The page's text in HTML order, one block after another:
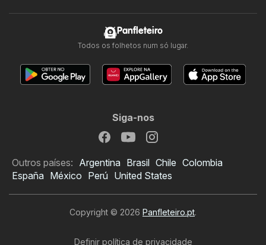
Panfleteiro
Todos os folhetos num só lugar.
Siga-nos
Outros países: Argentina Brasil Chile Colombia
España México Perú United States
Copyright © 2026 Panfleteiro.pt.
Definir política de privacidade